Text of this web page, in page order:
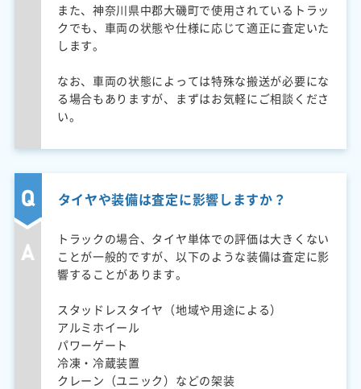
また、神奈川県中郡大磯町で使用されているトラッ
クでも、車両の状態や仕様に応じて適正に査定いた
します。
なお、車両の状態によっては特殊な搬送が必要にな
る場合もありますが、まずはお気軽にご相談くださ
い。
タイヤや装備は査定に影響しますか？
トラックの場合、タイヤ単体での評価は大きくない
ことが一般的ですが、以下のような装備は査定に影
響することがあります。
スタッドレスタイヤ（地域や用途による）
アルミホイール
パワーゲート
冷凍・冷蔵装置
クレーン（ユニック）などの架装